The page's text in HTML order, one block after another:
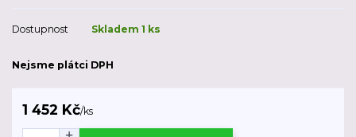
Dostupnost Skladem 1 ks
Nejsme plátci DPH
1 452 Kč/ks